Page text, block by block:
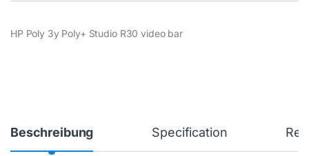
HP Poly 3y Poly+ Studio R30 video bar
Beschreibung Specification